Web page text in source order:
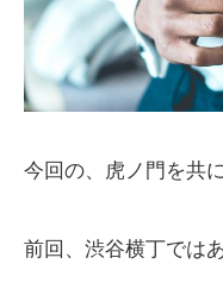
今回の、虎ノ門を共
前回、渋谷横丁では